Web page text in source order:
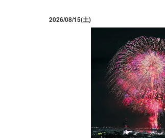
2026/08/15(土)